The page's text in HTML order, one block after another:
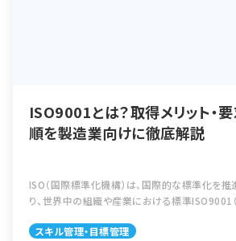
ISO9001とは？取得メリット・
順を製造業向けに徹底解説
ISO（国際標準化機構）は、国際的な標準化を
り、世界中の組織や産業における標準ISO9001
引先からの取得要 […]
スキル管理・目標管理